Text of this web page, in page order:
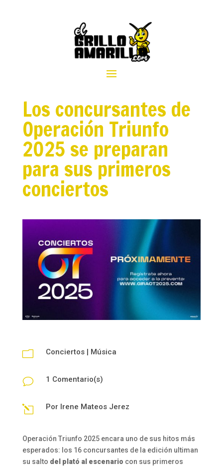
Los concursantes de
Operación Triunfo
2025 se preparan
para sus primeros
conciertos
m Conciertos| Música
v 1 Comentario(s)
l Por Irene Mateos Jerez
Operación Triunfo 2025 encara uno de sus hitos más
esperados: los 16 concursantes de la edición ultiman
su salto del plató al escenario con sus primeros